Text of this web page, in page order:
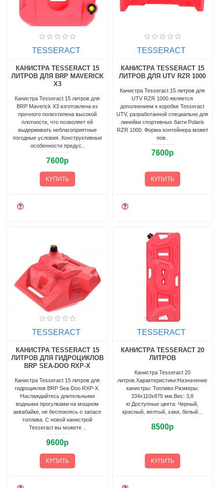
TESSERACT
КАНИСТРА TESSERACT 15
ЛИТРОВ ДЛЯ BRP MAVERICK
X3
Канистра Tesseract 15 литров для
BRP Maverick X3 изготовлена из
прочного полиэтилена высокой
плотности, что позволяет ей
выдерживать неблагоприятные
погодные условия. Конструктивные
особенности предус..
7600р
КУПИТЬ
TESSERACT
КАНИСТРА TESSERACT 15
ЛИТРОВ ДЛЯ UTV RZR 1000
Канистра Tesseract 15 литров для
UTV RZR 1000 является
дополнением к коробке Tesseract
UTV, разработанной специально для
линейки спортивных багги Polaris
RZR 1000. Форма контейнера может
пов..
7600р
КУПИТЬ
TESSERACT
КАНИСТРА TESSERACT 15
ЛИТРОВ ДЛЯ ГИДРОЦИКЛОВ
BRP SEA-DOO RXP-X
Канистра Tesseract 15 литров для
гидроциклов BRP Sea-Doo RXP-X.
Наслаждайтесь длительными
водными прогулками на мощном
аквабайке, не беспокоясь о запасе
топлива. С новой канистрой
Tesseract вы можете ..
9600р
КУПИТЬ
TESSERACT
КАНИСТРА TESSERACT 20
ЛИТРОВ
Канистра Tesseract 20
литров.Характеристики:Назначение
канистры: Топливо.Размеры:
334х110х875 мм.Вес: 3,8
кг.Доступные цвета: Черный,
красный, желтый, хаки, белый...
8500р
КУПИТЬ